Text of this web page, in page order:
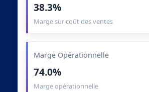
38.3%
Marge sur coût des ventes
Marge Opérationnelle
74.0%
Marge opérationnelle